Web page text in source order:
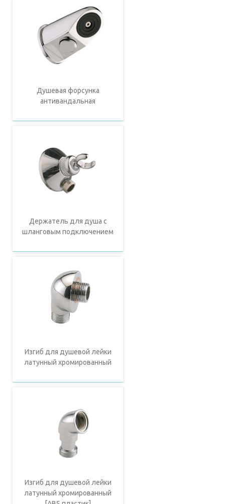
Душевая форсунка
антивандальная
Держатель для душа с
шланговым подключением
Изгиб для душевой лейки
латунный хромированный
Изгиб для душевой лейки
латунный хромированный